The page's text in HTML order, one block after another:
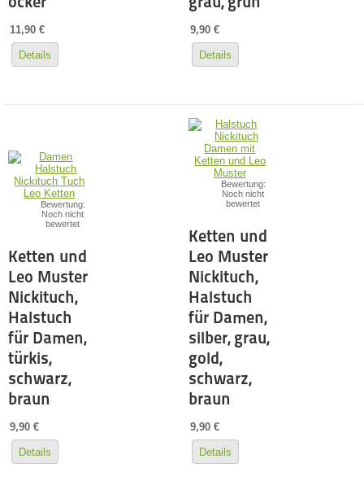
11,90 €
Details
9,90 €
Details
Bewertung:
Noch nicht
bewertet
Ketten und
Leo Muster
Nickituch,
Halstuch
für Damen,
türkis,
schwarz,
braun
9,90 €
Details
Bewertung:
Noch nicht
bewertet
Ketten und
Leo Muster
Nickituch,
Halstuch
für Damen,
silber, grau,
gold,
schwarz,
braun
9,90 €
Details